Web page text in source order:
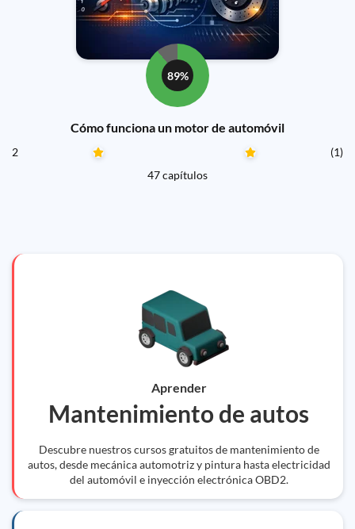
89%
Cómo funciona un motor de automóvil
2
(1)
47 capítulos
Aprender
Mantenimiento de autos
Descubre nuestros cursos gratuitos de mantenimiento de
autos, desde mecánica automotriz y pintura hasta electricidad
del automóvil e inyección electrónica OBD2.